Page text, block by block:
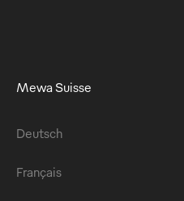
Mewa Suisse
Deutsch
Français